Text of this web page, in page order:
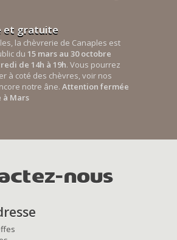
et gratuite
la chèvrerie de Canaples est
du 15 mars au 30 octobre
de 14h à 19h. Vous pourrez
à coté des chèvres, voir nos
notre âne. Attention fermée
à Mars
nous